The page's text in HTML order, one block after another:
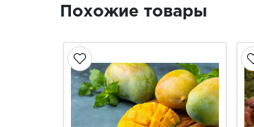
Похожие товары